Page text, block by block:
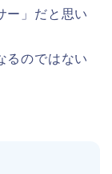
ー」だと思い
るのではない